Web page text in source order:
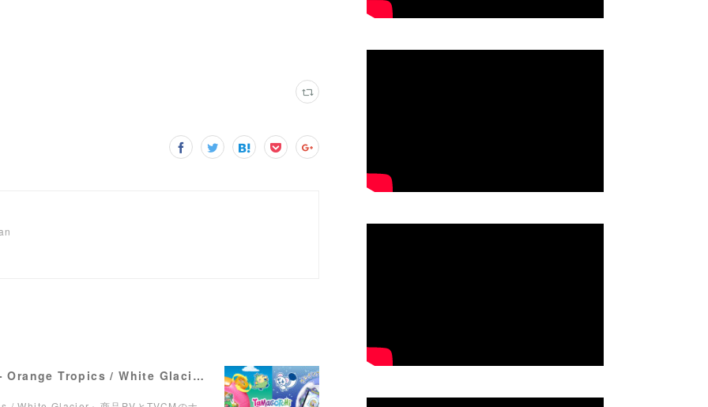
【ナレーション】『Tamagotchi Paradise - Orange Tropics / White Glacier』商品PV／TVCM